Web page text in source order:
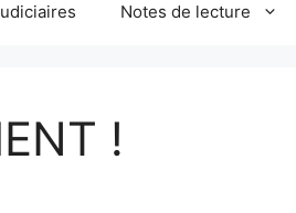
Notes de lecture
!